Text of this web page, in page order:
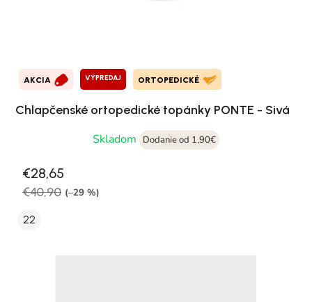
AKCIA VÝPREDAJ ORTOPEDICKÉ
Chlapčenské ortopedické topánky PONTE - Sivá
Skladom
Dodanie od 1,90€
€28,65
€40,90 (–29 %)
22